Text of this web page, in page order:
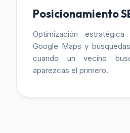
Posicionamiento
Optimización
Google Maps y
cuando un vecino
aparezcas el primero.